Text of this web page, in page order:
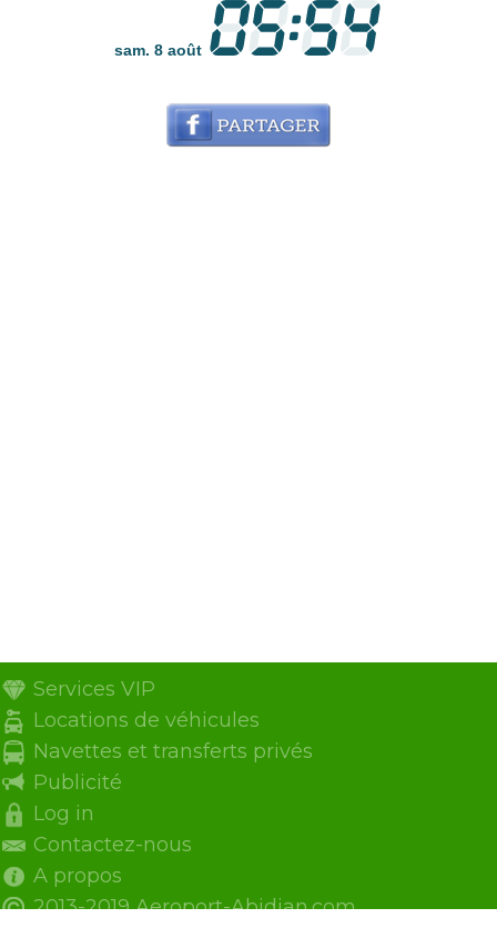
sam. 8 août
Services VIP
Locations de véhicules
Navettes et transferts privés
Publicité
Log in
Contactez-nous
A propos
2013-2019 Aeroport-Abidjan.com.